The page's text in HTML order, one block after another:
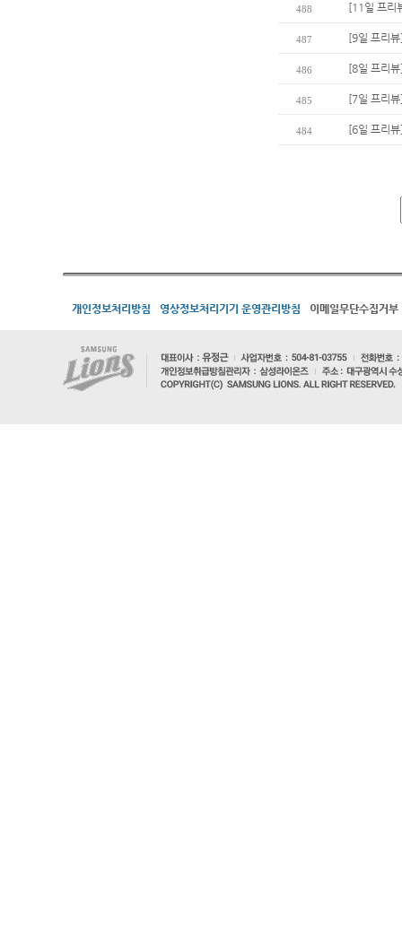
488 [11일 프리
487 [9일 프리
486 [8일 프리
485 [7일 프리
484 [6일 프리
개인정보처리방침 영상정보처리기기 운영관리방침 이메일무단수집거부